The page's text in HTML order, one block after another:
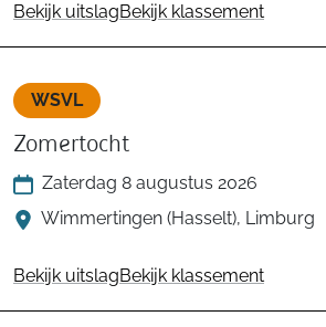
Bekijk uitslagBekijk klassement
WSVL
Zomertocht
Zaterdag 8 augustus 2026
Wimmertingen (Hasselt), Limburg
Bekijk uitslagBekijk klassement